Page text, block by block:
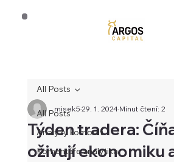
All Posts
Analýzy komodit
Komentáře analytika
All Posts
Týden tradera:
oživují ekonomiku
misek529. 1. 2024Minut čtení: 2